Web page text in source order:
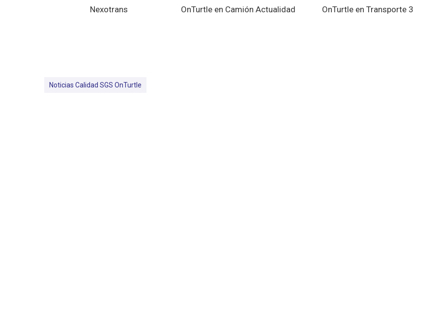
Nexotrans OnTurtle en Camión Actualidad OnTurtle en Transporte 3
Noticias Calidad SGS OnTurtle